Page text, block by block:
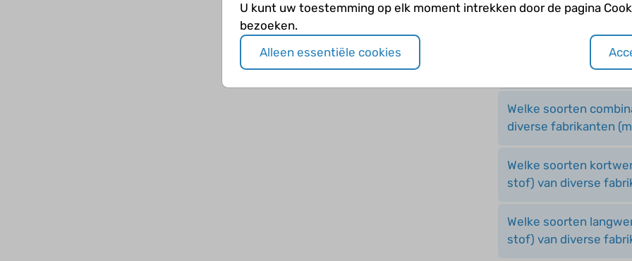
Wat zijn
Welk effect heeft het
Welke soorten
diverse fabrikanten
Welke soorten
stof) van diverse
Welke soorten
stof) van diverse
U kunt uw toestemming op elk moment intrekken door de pagina
bezoeken.
Alleen essentiële cookies